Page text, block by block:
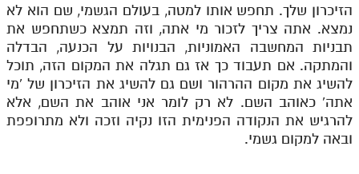
הזיכרון שלך. תחפש אותו למטה, בעולם הגשמי, שם הוא לא
נמצא. אתה צריך לזכור מי אתה, וזה תמצא כשתחפש את
תבניות המחשבה האמוניות, הבנויות על הכנעה, הבדלה
והמתקה. אם תעבוד כך אז גם תגלה את המקום הזה, תוכל
להשיג את מקום ההרהור ושם גם להשיג את הזיכרון של 'מי
אתה' כאוהב השם. לא רק לומר אני אוהב את השם, אלא
להרגיש את הנקודה הפנימית הזו נקיה וזכה ולא מתרופפת
ובאה למקום גשמי.